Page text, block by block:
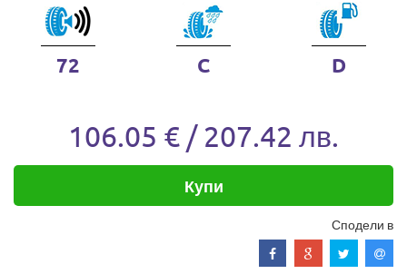
72 C D
106.05 € / 207.42 лв.
Купи
Сподели в